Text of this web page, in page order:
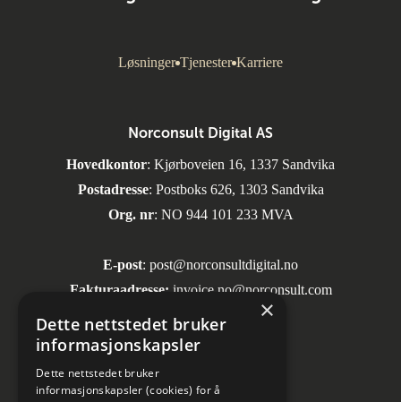
Løsninger Tjenester Karriere
Sosiale medier
Norconsult Digital AS
Hovedkontor: Kjørboveien 16, 1337 Sandvika
Postadresse: Postboks 626, 1303 Sandvika
Org. nr: NO 944 101 233 MVA
E-post: post@norconsultdigital.no
Fakturaadresse: invoice.no@norconsult.com
×
Dette nettstedet bruker
informasjonskapsler
Dette nettstedet bruker
informasjonskapsler (cookies) for å